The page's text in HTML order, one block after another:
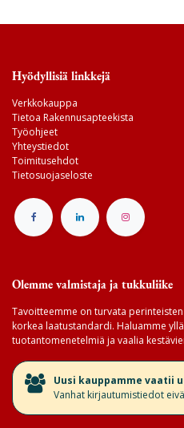
Hyödyllisiä linkkejä
Verkkokauppa
Tietoa Rakennusapteekista
Työohjeet
Yhteystiedot
Toimitusehdot
Tietosuojaseloste
Olemme valmistaja ja tukkuliike
Tavoitteemme on turvata
korkea laatustandardi. Haluamme
tuotantomenetelmiä ja vaalia
​Uusi kauppamme vaatii
Vanhat kirjautumistiedot